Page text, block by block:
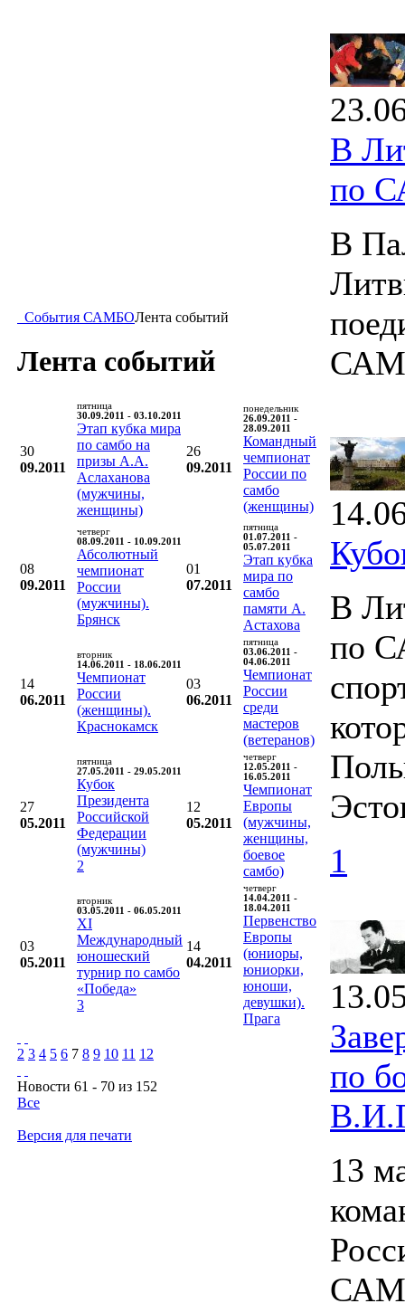
События САМБОЛента событий
Лента событий
30
09.2011
пятница
30.09.2011 - 03.10.2011
Этап кубка мира
по самбо на
призы А.А.
Аслаханова
(мужчины,
женщины)
26
09.2011
понедельник
26.09.2011 -
28.09.2011
Командный
чемпионат
России по
самбо
(женщины)
08
09.2011
четверг
08.09.2011 - 10.09.2011
Абсолютный
чемпионат
России
(мужчины).
Брянск
01
07.2011
пятница
01.07.2011 -
05.07.2011
Этап кубка
мира по
самбо
памяти А.
Астахова
14
06.2011
вторник
14.06.2011 - 18.06.2011
Чемпионат
России
(женщины).
Краснокамск
03
06.2011
пятница
03.06.2011 -
04.06.2011
Чемпионат
России
среди
мастеров
(ветеранов)
27
05.2011
пятница
27.05.2011 - 29.05.2011
Кубок
Президента
Российской
Федерации
(мужчины)
2
12
05.2011
четверг
12.05.2011 -
16.05.2011
Чемпионат
Европы
(мужчины,
женщины,
боевое
самбо)
03
05.2011
вторник
03.05.2011 - 06.05.2011
XI
Международный
юношеский
турнир по самбо
«Победа»
3
14
04.2011
четверг
14.04.2011 -
18.04.2011
Первенство
Европы
(юниоры,
юниорки,
юноши,
девушки).
Прага
2 3 4 5 6 7 8 9 10 11 12
Новости 61 - 70 из 152
Все
Версия для печати
В
по
В
В
по
1
по
13